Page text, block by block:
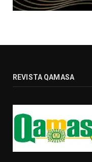
REVISTA QAMASA